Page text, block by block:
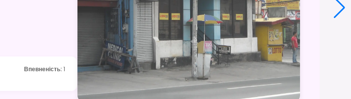
Впевненість:1